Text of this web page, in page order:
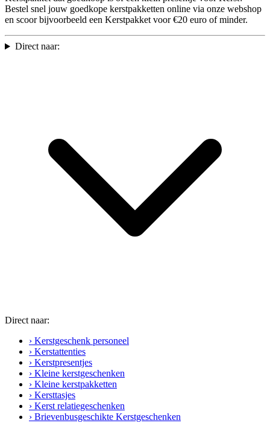
Bestel snel jouw goedkope kerstpakketten online via onze webshop
en scoor bijvoorbeeld een Kerstpakket voor €20 euro of minder.
Direct naar:
Direct naar:
› Kerstgeschenk personeel
› Kerstattenties
› Kerstpresentjes
› Kleine kerstgeschenken
› Kleine kerstpakketten
› Kersttasjes
› Kerst relatiegeschenken
› Brievenbusgeschikte Kerstgeschenken